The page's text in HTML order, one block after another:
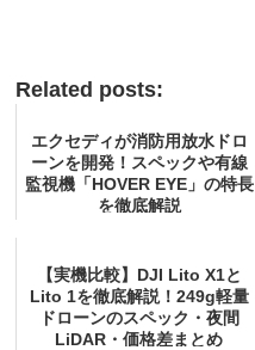
Related posts:
エクセディが消防用放水ドロ
ーンを開発！スペックや有線
監視機「HOVER EYE」の特長
を徹底解説
【実機比較】DJI Lito X1と
Lito 1を徹底解説！249g軽量
ドローンのスペック・夜間
LiDAR・価格差まとめ